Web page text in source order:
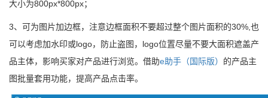
大小为800px*800px；
3、可为图片加边框，注意边框面积不要超过整个图片面积的30%,也
可以考虑加水印或logo，防止盗图，logo位置尽量不要大面积遮盖产
品主体，影响买家对产品进行浏览。借助e助手（国际版） 的产品主
图批量套用功能，提高产品点击率。